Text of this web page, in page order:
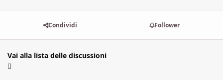
Condividi Follower
Vai alla lista delle discussioni